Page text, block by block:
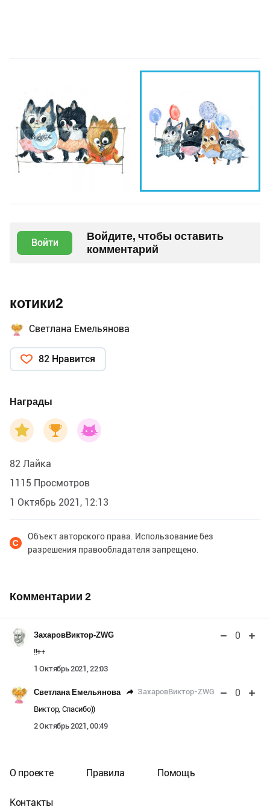
Войти
Войдите, чтобы оставить
комментарий
котики2
Светлана Емельянова
82 Нравится
Награды
82 Лайка
1115 Просмотров
1 Октябрь 2021, 12:13
Объект авторского права. Использование без
разрешения правообладателя запрещено.
Комментарии 2
ЗахаровВиктор-ZWG 0
!!++
1 Октябрь 2021, 22:03
Светлана Емельянова ЗахаровВиктор-ZWG 0
Виктор, Спасибо))
2 Октябрь 2021, 00:49
О проекте Правила Помощь
Контакты